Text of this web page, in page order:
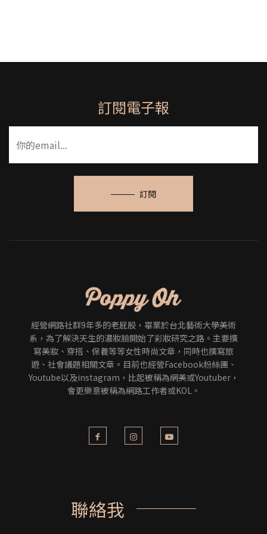
訂閱電子報
經營網路社群9年多的老屁股，畢業於台北藝術大學美術
系，為了解決天生的濃妝臉開始了彩妝研究之路。主要撰
寫美妝、穿搭、保養等等女性時尚文章，同時也撰寫旅
遊、社會議題相關文章。目前也經營Facebook粉絲團、
Youtube以及instagram，比起被稱為網美或Youtuber，
聯絡我